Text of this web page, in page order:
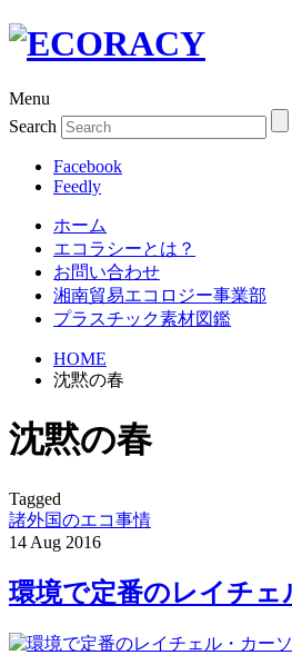
Menu
Search
Facebook
Feedly
ホーム
エコラシーとは？
お問い合わせ
湘南貿易エコロジー事業部
プラスチック素材図鑑
HOME
沈黙の春
沈黙の春
Tagged
諸外国のエコ事情
14 Aug 2016
環境で定番のレイチ